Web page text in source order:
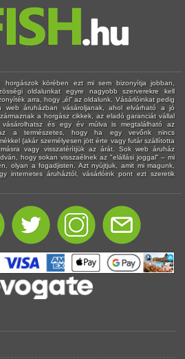
körében ezt mi sem bizonyítja jobban,
oldalunkat egyre nagyobb szerverekre kell
arra, hogy „él” az oldalunk. Vásárlóinkat pedig
web áruházban vásároljanak, ahol elvárható a jó
a horgász cikkek, az eladó garanciát vállal
vásárolhatsz és egy év múlva is megtalálható az
az a természetes, hogy ha egy vevőnk nincs
(akár személyesen jött érte vagy futár szállította
vagy visszatérítjük az árát. Sok web áruház
hogy sokan visszaélnek az "elállási joggal" – mi
olyan a fogadjisten. Azt nyújtjuk, amit mi magunk,
internetes áruháztól, vásárlóink pont ezt szeretik